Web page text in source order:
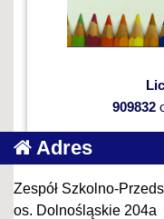
909832
Adres
Zespół Szkolno-
os. Dolnośląskie 204a